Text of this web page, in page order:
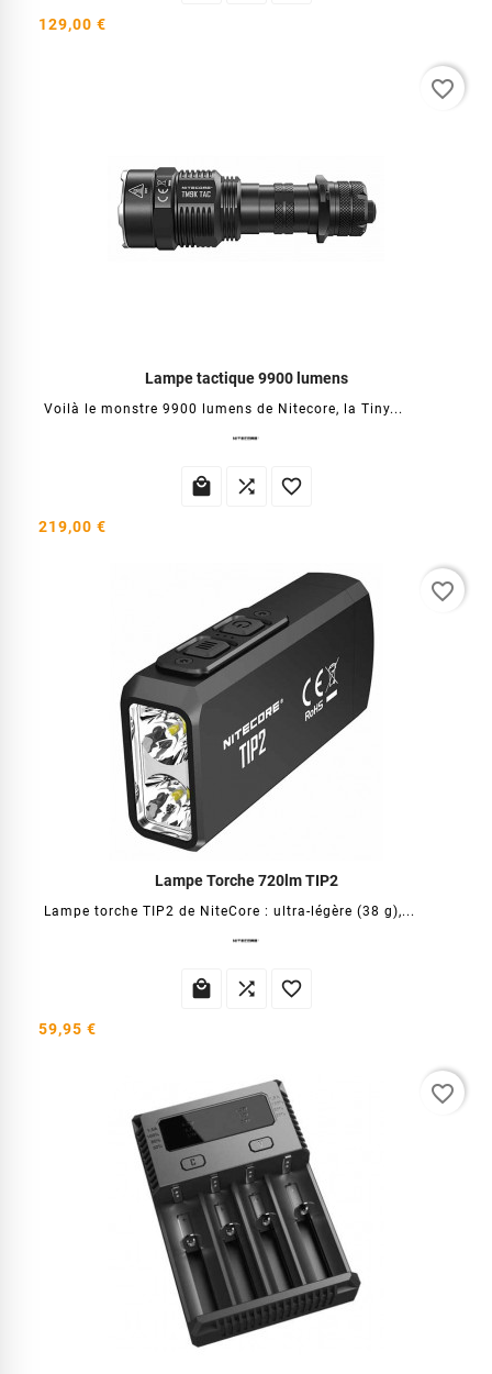
129,00 €
Lampe tactique 9900 lumens
Voilà le monstre 9900 lumens de Nitecore, la Tiny...
  
219,00 €
favorite_border
Lampe Torche 720lm TIP2
Lampe torche TIP2 de NiteCore : ultra-légère (38 g),...
  
59,95 €
favorite_border
favorite_border